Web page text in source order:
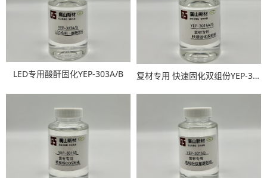
LED专用酸酐固化YEP-303A/B 复材专用 快速固化双组份YEP-3015A/B